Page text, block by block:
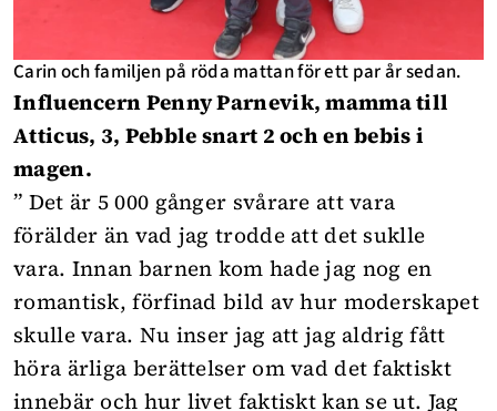
Carin och familjen på röda mattan för ett par år sedan.
Influencern Penny Parnevik, mamma till
Atticus, 3, Pebble snart 2 och en bebis i
magen.
” Det är 5 000 gånger svårare att vara
förälder än vad jag trodde att det suklle
vara. Innan barnen kom hade jag nog en
romantisk, förfinad bild av hur moderskapet
skulle vara. Nu inser jag att jag aldrig fått
höra ärliga berättelser om vad det faktiskt
innebär och hur livet faktiskt kan se ut. Jag